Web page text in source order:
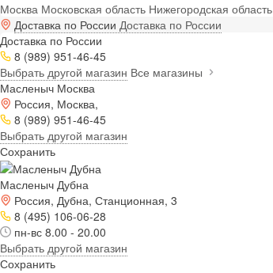
Москва Московская область Нижегородская область
Доставка по России Доставка по России
Доставка по России
8 (989) 951-46-45
Выбрать другой магазин Все магазины
Масленыч Москва
Россия, Москва,
8 (989) 951-46-45
Выбрать другой магазин
Сохранить
Масленыч Дубна
Россия, Дубна, Станционная, 3
8 (495) 106-06-28
пн-вс 8.00 - 20.00
Выбрать другой магазин
Сохранить